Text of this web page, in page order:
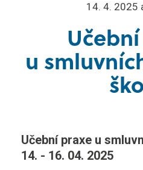
Přijímací řízení ›
Technik silniční
Operátor silniční
Mechanik
Řidič nákladní a
Diagnostik
Vzdělávání dospělých
Střediska školy
Gastro ›
Aktuality
14. 4. 2025
u
Učební praxe u
14. - 16. 04. 2025